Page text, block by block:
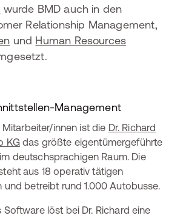
wurde BMD auch in den
Relationship Management,
und Human Resources
Management
Mitarbeiter/innen ist die Dr. Richard
KGdas größte eigentümergeführte
deutschsprachigen Raum. Die
aus 18 operativ tätigen
und betreibt rund 1.000 Autobusse.
Software löst bei Dr. Richard eine